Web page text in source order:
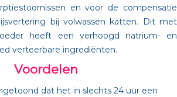
en voor de compensatie
bij volwassen katten. Dit met
heeft een verhoogd natrium- en
verteerbare ingrediënten.
Voordelen
dat het in slechts 24 uur een